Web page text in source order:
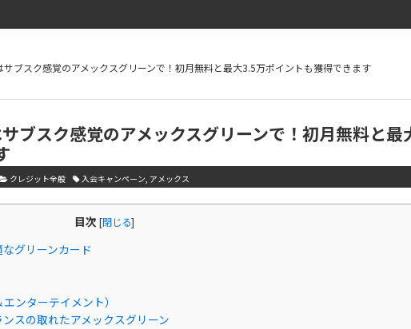
ブスク感覚のアメックスグリーンで！初月無料と最大3.5万ポイントも獲得できます
ブスク感覚のアメックスグリーンで！初月無料と最
クレジット全般 入会キャンペーン アメックス
目次 [閉じる]
グリーンカード
ンターテイメント）
スの取れたアメックスグリーン